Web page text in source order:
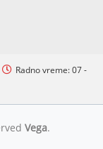
Radno vreme: 07 -
Vega.